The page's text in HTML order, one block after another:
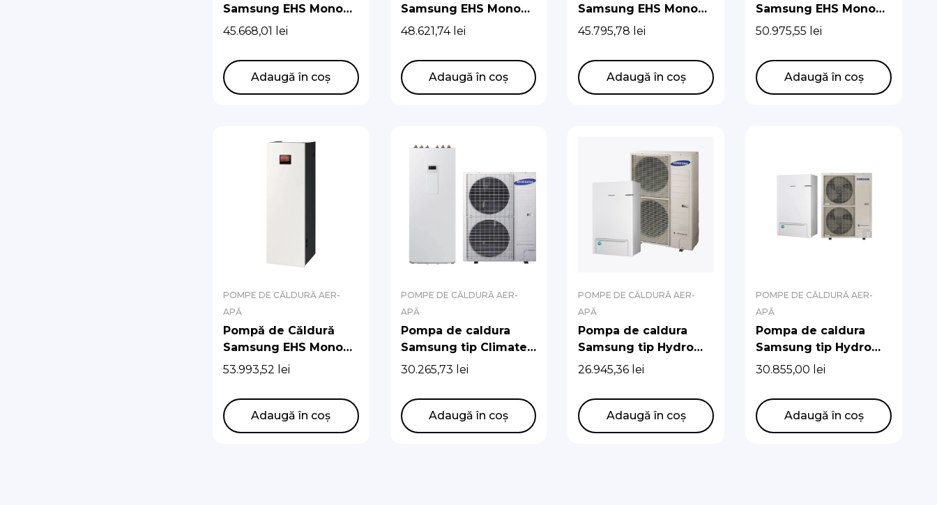
Samsung EHS Mono
R290 cu Hydro Unit
de circulatie)
AE200DNWMPK/EU,
AE120CXYDEK/EU
45.668,01 lei
Adaugă în coș
Samsung EHS Mono
R290 cu Hydro Unit
de circulatie)
AE200DNWMPK/EU,
AE160CXYDEK/EU
48.621,74 lei
Adaugă în coș
Samsung EHS Mono
R290 cu Hydro Unit
de circulatie)
AE200DNXMPK/EU,
AE080CXYDGK/EU
45.795,78 lei
Adaugă în coș
Samsung EHS Mono
R290 cu Hydro Unit
de circulatie)
AE200DNXMPK/EU,
AE120CXYDGK/EU
50.975,55 lei
Adaugă în coș
POMPE DE CĂLDURĂ AER-
APĂ
Pompă de Căldură
Samsung EHS Mono
R290 cu Hydro Unit
de circulatie)
AE200DNXMPK/EU,
AE160CXYDGK/EU
53.993,52 lei
Adaugă în coș
POMPE DE CĂLDURĂ AER-
APĂ
Pompa de caldura
Samsung tip Climate
Hub mono 5kw
30.265,73 lei
Adaugă în coș
POMPE DE CĂLDURĂ AER-
APĂ
Pompa de caldura
Samsung tip Hydro
Unit Split monofazata
26.945,36 lei
Adaugă în coș
POMPE DE CĂLDURĂ AER-
APĂ
Pompa de caldura
Samsung tip Hydro
Unit Split monofazata
30.855,00 lei
Adaugă în coș